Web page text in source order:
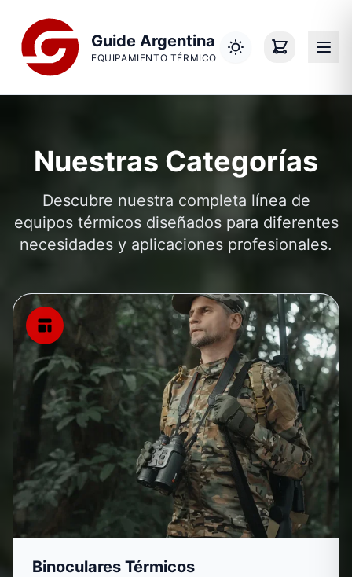
Guide Argentina
EQUIPAMIENTO TÉRMICO Modo claro
Nuestras Categorías
Descubre nuestra completa línea de
equipos térmicos diseñados para diferentes
necesidades y aplicaciones profesionales.
Binoculares Térmicos
Binoculares Térmicos